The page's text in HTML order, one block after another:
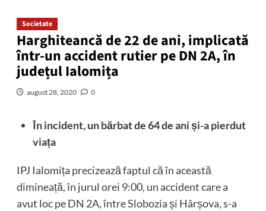
Societate
Harghiteancă de 22 de ani, implicată
într-un accident rutier pe DN 2A, în
județul Ialomița
august 28, 2020 0
În incident, un bărbat de 64 de ani și-a pierdut
viața
IPJ Ialomița precizează faptul că în această
dimineață, în jurul orei 9:00, un accident care a
avut loc pe DN 2A, între Slobozia și Hârșova, s-a